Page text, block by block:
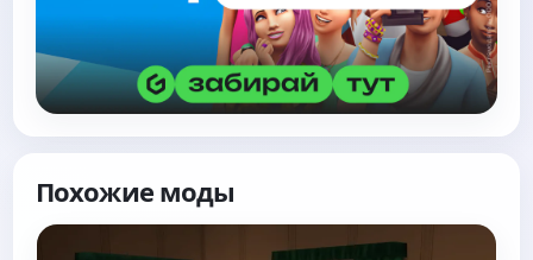
Похожие моды